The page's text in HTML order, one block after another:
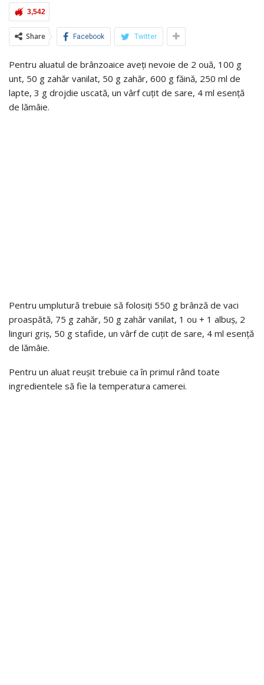
3,542
Share Facebook Twitter
Pentru aluatul de brânzoaice aveți nevoie de 2 ouă, 100 g
unt, 50 g zahăr vanilat, 50 g zahăr, 600 g făină, 250 ml de
lapte, 3 g drojdie uscată, un vârf cuțit de sare, 4 ml esență
de lămâie.
Pentru umplutură trebuie să folosiți 550 g brânză de vaci
proaspătă, 75 g zahăr, 50 g zahăr vanilat, 1 ou + 1 albuș, 2
linguri griș, 50 g stafide, un vârf de cuțit de sare, 4 ml esență
de lămâie.
Pentru un aluat reușit trebuie ca în primul rând toate
ingredientele să fie la temperatura camerei.